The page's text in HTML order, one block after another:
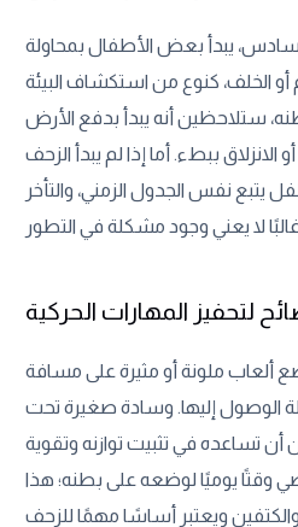
يبدأ بعض الأطفال بمحاولة
الخلف، كنوع من استكشاف البيئة
ستلاحظين أنه يبدأ بدفع الأرض
الانزلاق ببطء. أما إذا لم يبدأ الزحف
نفس الجدول الزمني، والتأخر
لتحفيز المهارات الحركية
ألعاب ملونة أو مثيرة على مسافة
الوصول إليها. وسادة صغيرة تحت
تساعده في تثبيت توازنه وتقوية
وقتًا يوميًا لوضعه على بطنه؛ هذا
ويعتبر أساسًا مهمًا للزحف